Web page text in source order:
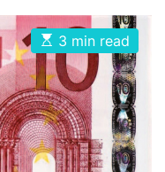
F
L
E
C
H
C
O
L
O
R
M
O
D
C
H
E
s
t
i
m
a
t
e
d
r
3 min read